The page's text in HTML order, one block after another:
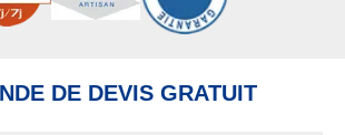
DE DEVIS GRATUIT